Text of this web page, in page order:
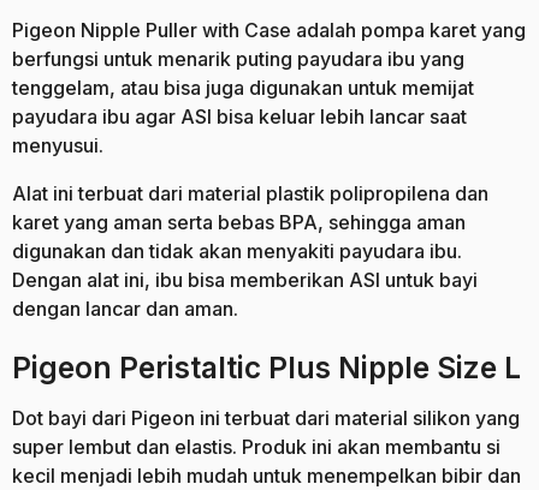
Pigeon Nipple Puller with Case adalah pompa karet yang
berfungsi untuk menarik puting payudara ibu yang
tenggelam, atau bisa juga digunakan untuk memijat
payudara ibu agar ASI bisa keluar lebih lancar saat
menyusui.
Alat ini terbuat dari material plastik polipropilena dan
karet yang aman serta bebas BPA, sehingga aman
digunakan dan tidak akan menyakiti payudara ibu.
Dengan alat ini, ibu bisa memberikan ASI untuk bayi
dengan lancar dan aman.
Pigeon Peristaltic Plus Nipple Size L
Dot bayi dari Pigeon ini terbuat dari material silikon yang
super lembut dan elastis. Produk ini akan membantu si
kecil menjadi lebih mudah untuk menempelkan bibir dan